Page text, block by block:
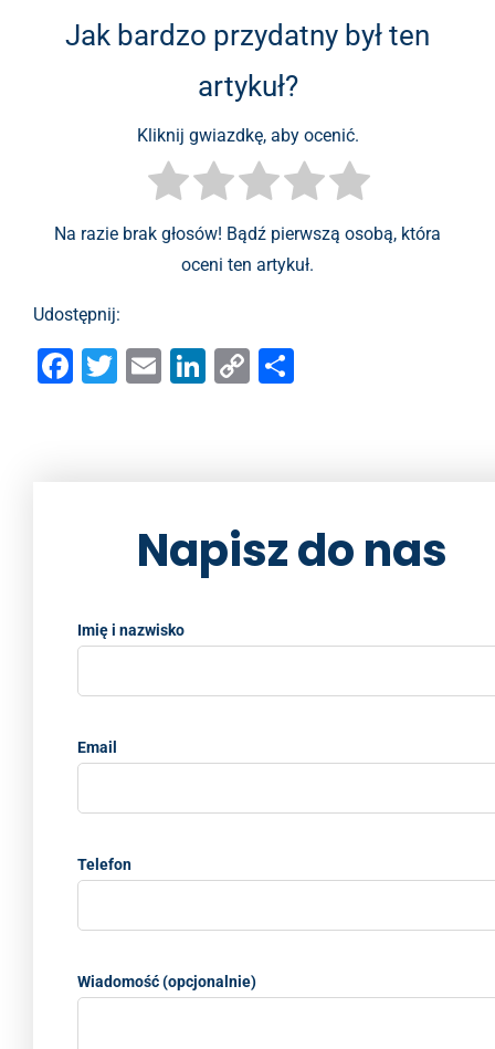
Jak bardzo przydatny był ten
artykuł?
Kliknij gwiazdkę, aby ocenić.
Na razie brak głosów! Bądź pierwszą osobą, która
oceni ten artykuł.
Udostępnij:
F
k
T
E
Li
n
C
n
k
Napisz do nas
Imię i nazwisko
Email
Telefon
Wiadomość (opcjonalnie)